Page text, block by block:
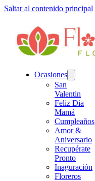
Saltar al contenido principal
Ocasiones
San
Valentin
Feliz Dia
Mamá
Cumpleaños
Amor &
Aniversario
Recupérate
Pronto
Inaguración
Floreros